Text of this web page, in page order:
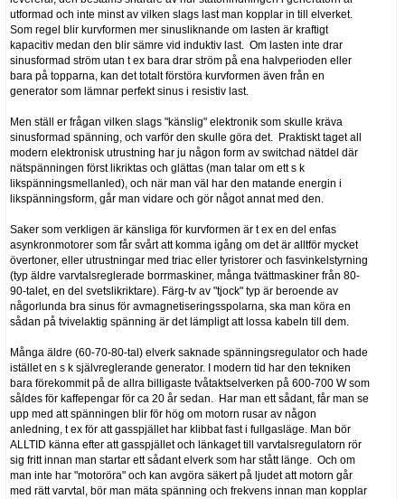
utformad och inte minst av vilken slags last man kopplar in till elverket.
Som regel blir kurvformen mer sinusliknande om lasten är kraftigt
kapacitiv medan den blir sämre vid induktiv last. Om lasten inte drar
sinusformad ström utan t ex bara drar ström på ena halvperioden eller
bara på topparna, kan det totalt förstöra kurvformen även från en
generator som lämnar perfekt sinus i resistiv last.
Men ställ er frågan vilken slags "känslig" elektronik som skulle kräva
sinusformad spänning, och varför den skulle göra det. Praktiskt taget all
modern elektronisk utrustning har ju någon form av switchad nätdel där
nätspänningen först likriktas och glättas (man talar om ett s k
likspänningsmellanled), och när man väl har den matande energin i
likspänningsform, går man vidare och gör något annat med den.
Saker som verkligen är känsliga för kurvformen är t ex en del enfas
asynkronmotorer som får svårt att komma igång om det är alltför mycket
övertoner, eller utrustningar med triac eller tyristorer och fasvinkelstyrning
(typ äldre varvtalsreglerade borrmaskiner, många tvättmaskiner från 80-
90-talet, en del svetslikriktare). Färg-tv av "tjock" typ är beroende av
någorlunda bra sinus för avmagnetiseringsspolarna, ska man köra en
sådan på tvivelaktig spänning är det lämpligt att lossa kabeln till dem.
Många äldre (60-70-80-tal) elverk saknade spänningsregulator och hade
istället en s k självreglerande generator. I modern tid har den tekniken
bara förekommit på de allra billigaste tvåtaktselverken på 600-700 W som
såldes för kaffepengar för ca 20 år sedan. Har man ett sådant, får man se
upp med att spänningen blir för hög om motorn rusar av någon
anledning, t ex för att gasspjället har klibbat fast i fullgasläge. Man bör
ALLTID känna efter att gasspjället och länkaget till varvtalsregulatorn rör
sig fritt innan man startar ett sådant elverk som har stått länge. Och om
man inte har "motoröra" och kan avgöra säkert på ljudet att motorn går
med rätt varvtal, bör man mäta spänning och frekvens innan man kopplar